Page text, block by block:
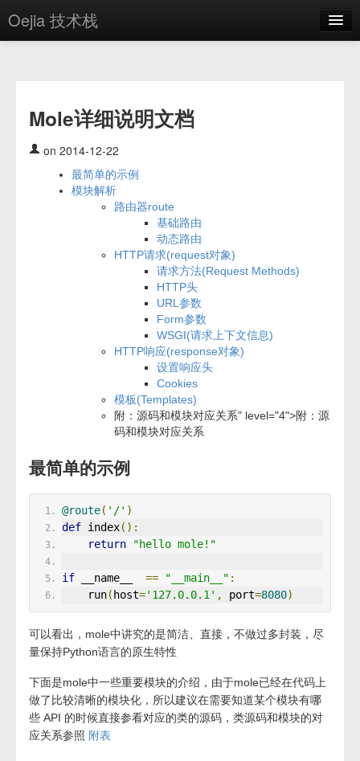
Oejia 技术栈
方案
OE学院
Mole详细说明文档
on 2014-12-22
最简单的示例
模块解析
路由器route
基础路由
动态路由
HTTP请求(request对象)
请求方法(Request Methods)
HTTP头
URL参数
Form参数
WSGI(请求上下文信息)
HTTP响应(response对象)
设置响应头
Cookies
模板(Templates)
附：源码和模块对应关系" level="4">附：源
码和模块对应关系
最简单的示例
@route( '/' )
def index():
return
"hello mole!"
if __name__ == "__main__" :
    run
( host='127.0.0.1' , port=8080)
可以看出，mole中讲究的是简洁、直接，不做过多封装，尽
量保持Python语言的原生特性
下面是mole中一些重要模块的介绍，由于mole已经在代码上
做了比较清晰的模块化，所以建议在需要知道某个模块有哪
些 API 的时候直接参看对应的类的源码，类源码和模块的对
应关系参照 附表